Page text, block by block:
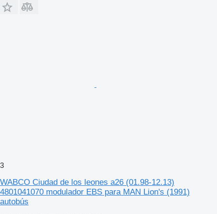
3
WABCO Ciudad de los leones a26 (01.98-12.13)
4801041070 modulador EBS para MAN Lion's (1991)
autobús